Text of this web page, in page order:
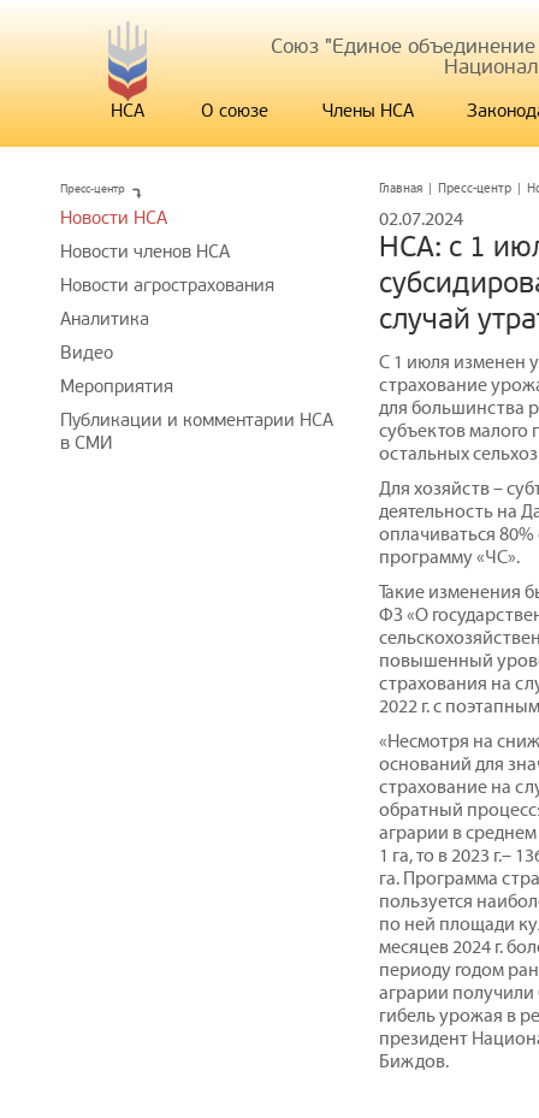
Союз "Единое
НСА О союзе Члены НСА
Главная | Пресс-центр |
02.07.2024
НСА: с 1
случай
С 1 июля изменен
страхование
для большинства
субъектов малого
остальных
Для хозяйств –
деятельность на
оплачиваться
программу «ЧС».
Такие изменения
ФЗ «О
повышенный
страхования на
2022 г. с
«Несмотря на
оснований для
страхование на
обратный
аграрии в
1 га, то в 2023 г.–
га. Программа
пользуется
по ней площади
месяцев 2024 г.
периоду годом
аграрии получили
гибель урожая в
президент
Биждов.
Пресс-центр
Новости НСА
Новости членов НСА
Новости агрострахования
Аналитика
Видео
Мероприятия
Публикации и комментарии НСА
в СМИ